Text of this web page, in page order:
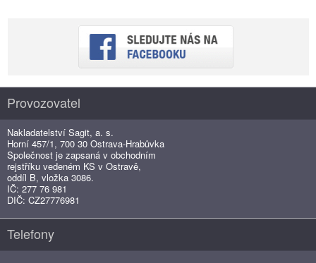
Provozovatel
Nakladatelství Sagit, a. s.
Horní 457/1, 700 30 Ostrava-Hrabůvka
Společnost je zapsaná v obchodním
rejstříku vedeném KS v Ostravě,
oddíl B, vložka 3086.
IČ: 277 76 981
DIČ: CZ27776981
Telefony